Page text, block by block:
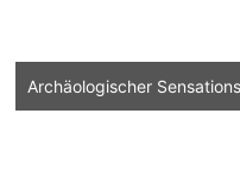
Archäologischer